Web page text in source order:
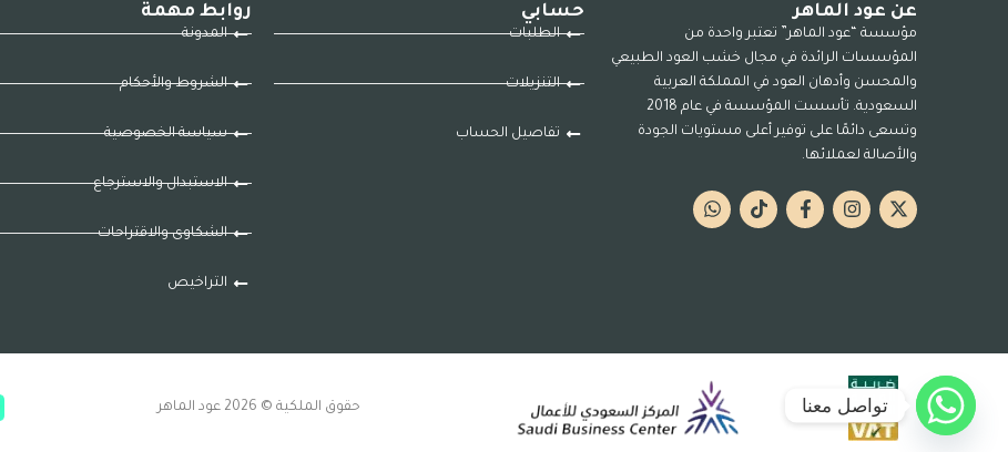
عن عود الماهر
مؤسسة “عود الماهر” تعتبر واحدة من
المؤسسات الرائدة في مجال خشب العود الطبيعي
والمحسن وأدهان العود في المملكة العربية
السعودية. تأسست المؤسسة في عام 2018
وتسعى دائمًا على توفير أعلى مستويات الجودة
والأصالة لعملائها.
حسابي
الطلبات
التنزيلات
تفاصيل الحساب
روابط مهمة
المدونة
الشروط والأحكام
سياسة الخصوصية
الاستبدال والاسترجاع
الشكاوى والاقتراحات
التراخيص
حقوق الملكية © 2026 عود الماهر تواصل معنا